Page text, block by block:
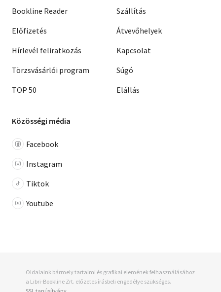
Bookline Reader
Előfizetés
Hírlevél feliratkozás
Törzsvásárlói program
TOP 50
Szállítás
Átvevőhelyek
Kapcsolat
Súgó
Elállás
Közösségi média
Facebook
Instagram
Tiktok
Youtube
Oldalaink bármely tartalmi és grafikai elemének felhasználásához
a Libri-Bookline Zrt. előzetes írásbeli engedélye szükséges.